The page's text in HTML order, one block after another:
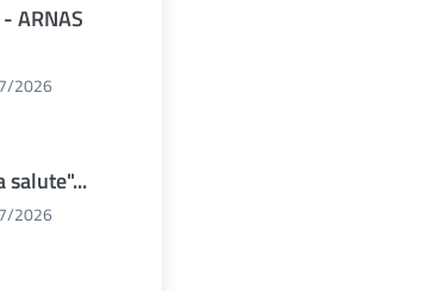
ARNAS
2026
salute"...
2026